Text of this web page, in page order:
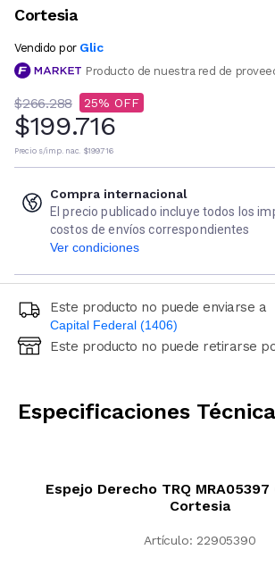
Cortesia
Vendido por Glic
Producto de nuestra red de
$266.288 25
$199.716
Precio s/imp. nac. $199.716
Compra internacional
El precio publicado incluye todos los
costos de envíos correspondientes
Ver condiciones
Este producto no puede enviarse a
Capital Federal (1406)
Ingresá código postal (sólo números)
Este producto no puede retirarse
Especificaciones
Espejo Derecho TRQ MRA05397
Cortesia
Artículo: 22905390